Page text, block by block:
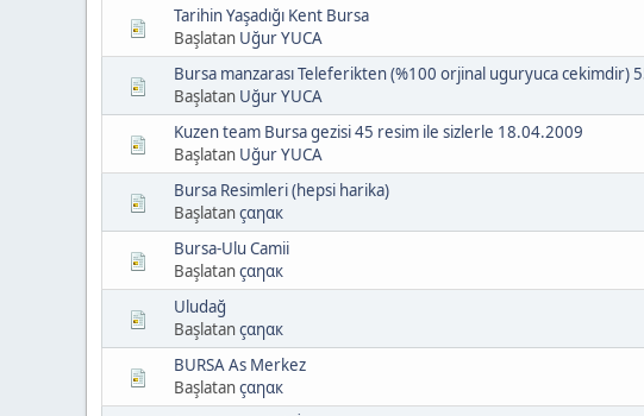
Tarihin Yaşadığı Kent Bursa
Başlatan Uğur YUCA
Bursa manzarası Teleferikten (%100 orjinal uguryuca cekimdir)
Başlatan Uğur YUCA
Kuzen team Bursa gezisi 45 resim ile sizlerle 18.04.2009
Başlatan Uğur YUCA
Bursa Resimleri (hepsi harika)
Başlatançαηαк
Bursa-Ulu Camii
Başlatançαηαк
Uludağ
Başlatançαηαк
BURSA As Merkez
Başlatançαηαк